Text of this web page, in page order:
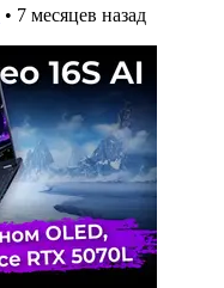
• 7 месяцев назад